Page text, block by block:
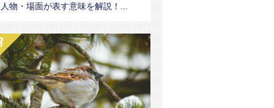
人物・場面が表す意味を解説！...